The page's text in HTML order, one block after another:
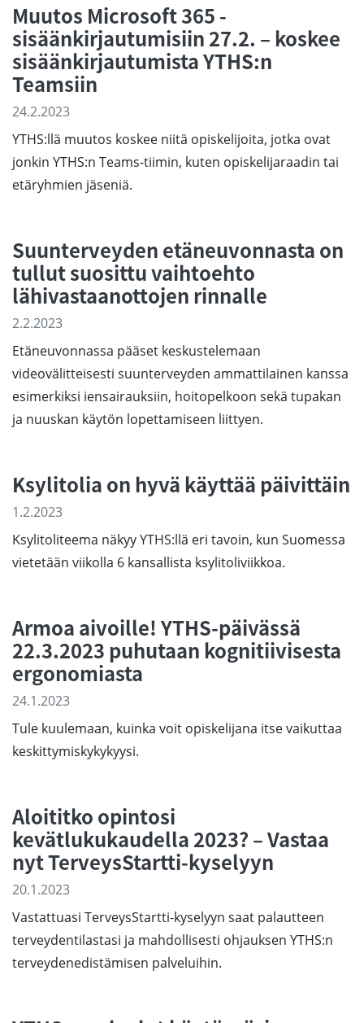
Muutos Microsoft 365 -
sisäänkirjautumisiin 27.2. – koskee
sisäänkirjautumista YTHS:n
Teamsiin
24.2.2023
YTHS:llä muutos koskee niitä opiskelijoita, jotka ovat
jonkin YTHS:n Teams-tiimin, kuten opiskelijaraadin tai
etäryhmien jäseniä.
Suunterveyden etäneuvonnasta on
tullut suosittu vaihtoehto
lähivastaanottojen rinnalle
2.2.2023
Etäneuvonnassa pääset keskustelemaan
videovälitteisesti suunterveyden ammattilainen kanssa
esimerkiksi iensairauksiin, hoitopelkoon sekä tupakan
ja nuuskan käytön lopettamiseen liittyen.
Ksylitolia on hyvä käyttää päivittäin
1.2.2023
Ksylitoliteema näkyy YTHS:llä eri tavoin, kun Suomessa
vietetään viikolla 6 kansallista ksylitoliviikkoa.
Armoa aivoille! YTHS-päivässä
22.3.2023 puhutaan kognitiivisesta
ergonomiasta
24.1.2023
Tule kuulemaan, kuinka voit opiskelijana itse vaikuttaa
keskittymiskykykyysi.
Aloititko opintosi
kevätlukukaudella 2023? – Vastaa
nyt TerveysStartti-kyselyyn
20.1.2023
Vastattuasi TerveysStartti-kyselyyn saat palautteen
terveydentilastasi ja mahdollisesti ohjauksen YTHS:n
terveydenedistämisen palveluihin.